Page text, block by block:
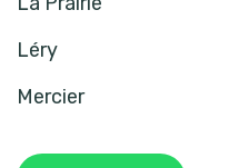
Léry
Mercier